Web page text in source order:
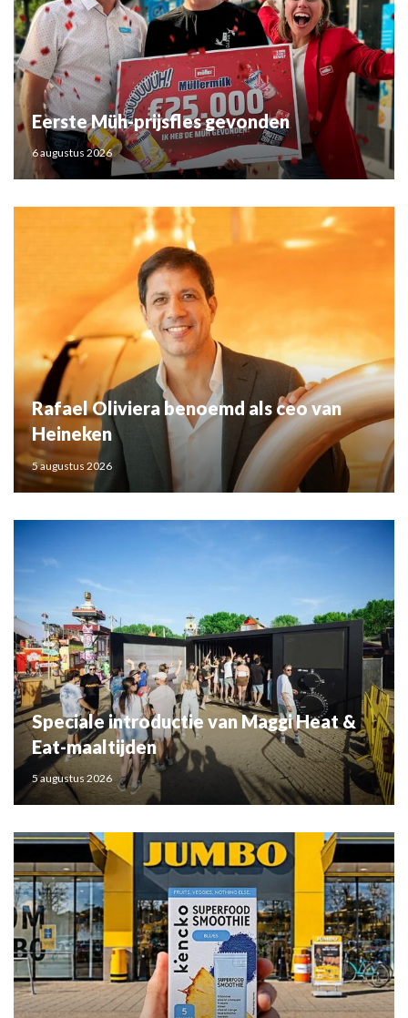
Eerste Müh-prijsfles gevonden
6 augustus 2026
Rafael Oliviera benoemd als ceo van
Heineken
5 augustus 2026
Speciale introductie van Maggi Heat &
Eat-maaltijden
5 augustus 2026